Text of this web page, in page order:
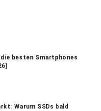
besten Smartphones
Warum SSDs bald